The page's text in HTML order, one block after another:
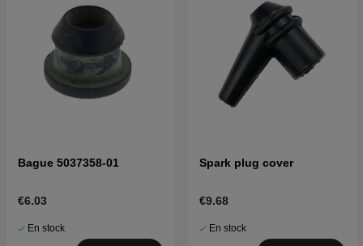
Bague 5037358-01
€6.03
En stock
Spark plug cover
€9.68
En stock